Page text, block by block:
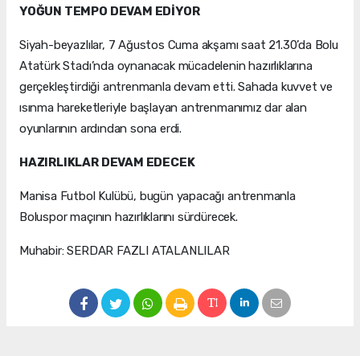
YOĞUN TEMPO DEVAM EDİYOR
Siyah-beyazlılar, 7 Ağustos Cuma akşamı saat 21.30’da Bolu
Atatürk Stadı’nda oynanacak mücadelenin hazırlıklarına
gerçekleştirdiği antrenmanla devam etti. Sahada kuvvet ve
ısınma hareketleriyle başlayan antrenmanımız dar alan
oyunlarının ardından sona erdi.
HAZIRLIKLAR DEVAM EDECEK
Manisa Futbol Kulübü, bugün yapacağı antrenmanla
Boluspor maçının hazırlıklarını sürdürecek.
Muhabir: SERDAR FAZLI ATALANLILAR